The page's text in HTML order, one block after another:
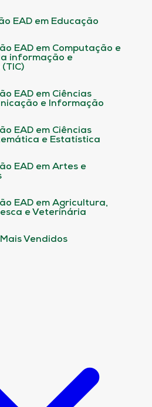
EAD em Educação
EAD em Computação e
informação e
EAD em Ciências
e Informação
EAD em Ciências
e Estatística
EAD em Artes e
EAD em Agricultura,
e Veterinária
Vendidos